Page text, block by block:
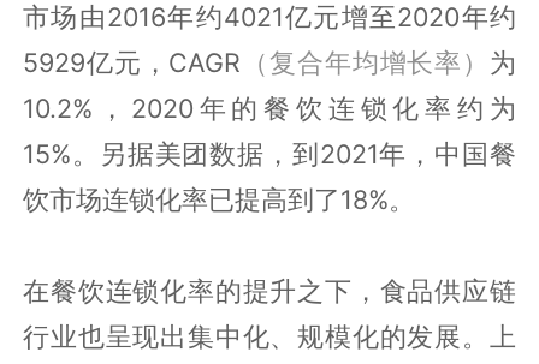
市场由2016年约4021亿元增至2020年约
5929亿元，CAGR （复合年均增长率） 为
10.2%，2020年的餐饮连锁化率约为
15%。另据美团数据，到2021年，中国餐
饮市场连锁化率已提高到了18%。
在餐饮连锁化率的提升之下，食品供应链
行业也呈现出集中化、规模化的发展。上